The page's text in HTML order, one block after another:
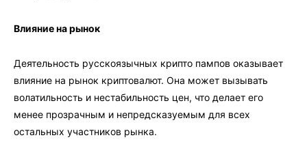
Влияние на рынок
Деятельность русскоязычных крипто пампов оказывает
влияние на рынок криптовалют. Она может вызывать
волатильность и нестабильность цен, что делает его
менее прозрачным и непредсказуемым для всех
остальных участников рынка.